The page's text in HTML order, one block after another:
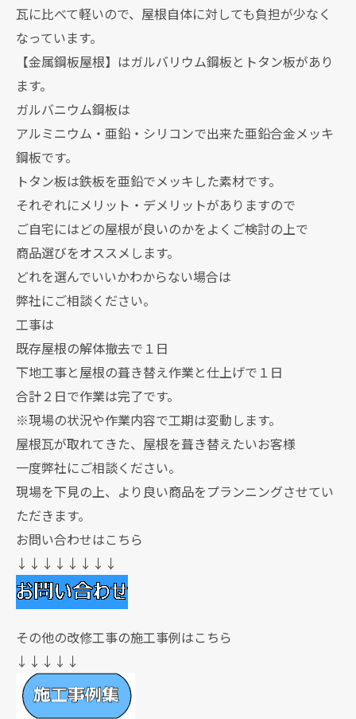
瓦に比べて軽いので、屋根自体に対しても負担が少なく
なっています。
【金属鋼板屋根】はガルバリウム鋼板とトタン板があり
ます。
ガルバニウム鋼板は
アルミニウム・亜鉛・シリコンで出来た亜鉛合金メッキ
鋼板です。
トタン板は鉄板を亜鉛でメッキした素材です。
それぞれにメリット・デメリットがありますので
ご自宅にはどの屋根が良いのかをよくご検討の上で
商品選びをオススメします。
どれを選んでいいかわからない場合は
弊社にご相談ください。
工事は
既存屋根の解体撤去で１日
下地工事と屋根の葺き替え作業と仕上げで１日
合計２日で作業は完了です。
※現場の状況や作業内容で工期は変動します。
屋根瓦が取れてきた、屋根を葺き替えたいお客様
一度弊社にご相談ください。
現場を下見の上、より良い商品をプランニングさせてい
ただきます。
お問い合わせはこちら
↓↓↓↓↓↓↓↓
その他の改修工事の施工事例はこちら
↓↓↓↓↓